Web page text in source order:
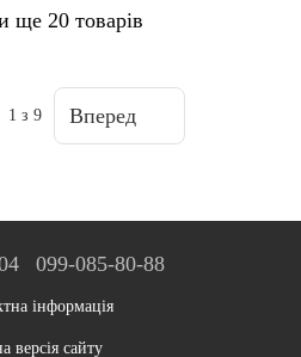
ще 20 товарів
1 з 9 Вперед
099-085-80-88
інформація
версія сайту